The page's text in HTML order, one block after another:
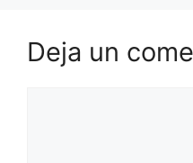
Deja un